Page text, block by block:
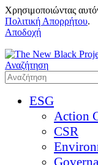
Χρησιμοποιώντας
Πολιτική Απορρήτου.
Αποδοχή
Αναζήτηση
ESG
Action
CSR